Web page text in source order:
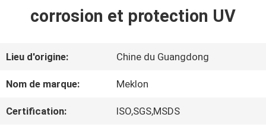
VIDÉOS
PROPOS
corrosion et protection UV
Lieu d'origine: Chine du Guangdong
Nom de marque: Meklon
Certification: ISO,SGS,MSDS